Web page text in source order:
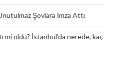
Şovlara İmza Attı
mi oldu? İstanbul’da nerede, kaç